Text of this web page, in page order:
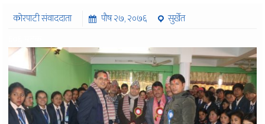
कोरपाटी संवाददाता पौष २७, २०७६
सुर्खेत